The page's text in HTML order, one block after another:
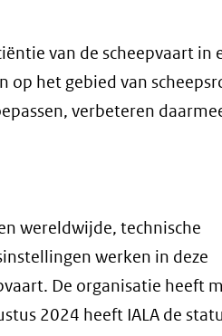
van de scheepvaart in
op het gebied van
verbeteren
wereldwijde, technische
werken in deze
De organisatie heeft
2024 heeft IALA de